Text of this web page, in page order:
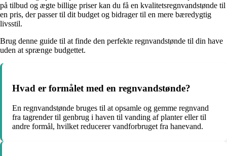
på tilbud og ægte billige priser kan du få en kvalitetsregnvandstønde til
en pris, der passer til dit budget og bidrager til en mere bæredygtig
livsstil.
Brug denne guide til at finde den perfekte regnvandstønde til din have
uden at sprænge budgettet.
Hvad er formålet med en regnvandstønde?
En regnvandstønde bruges til at opsamle og gemme regnvand
fra tagrender til genbrug i haven til vanding af planter eller til
andre formål, hvilket reducerer vandforbruget fra hanevand.